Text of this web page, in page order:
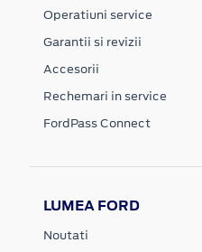
Operatiuni service
Garantii si revizii
Accesorii
Rechemari in service
FordPass Connect
LUMEA FORD
Noutati